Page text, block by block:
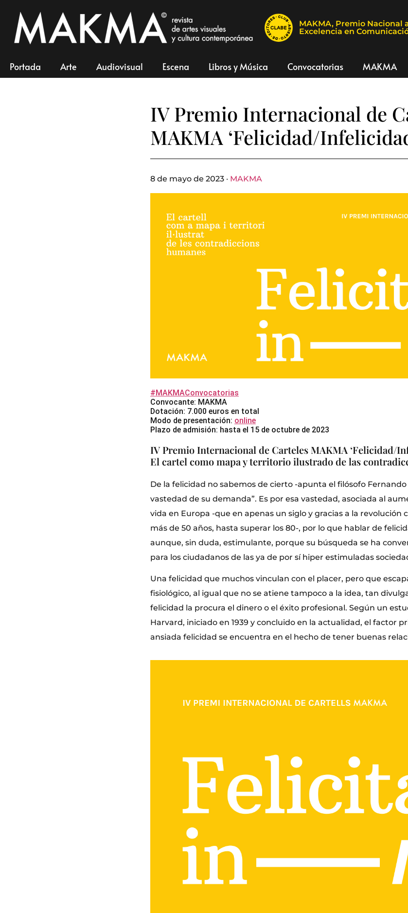
MAKMA, Premio Nacional
Excelencia en
Portada Arte Audiovisual Escena Libros y Música Convocatorias MAKMA
IV Premio Internacional de
MAKMA ‘Felicidad/
8 de mayo de 2023 · MAKMA
#MAKMAConvocatorias
Convocante: MAKMA
Dotación: 7.000 euros en total
Modo de presentación: online
Plazo de admisión: hasta el 15 de octubre de 2023
IV Premio Internacional de Carteles MAKMA ‘Felicidad/
El cartel como mapa y territorio ilustrado de las
De la felicidad no sabemos de cierto -apunta el filósofo Fernando
vastedad de su demanda”. Es por esa vastedad, asociada al
vida en Europa -que en apenas un siglo y gracias a la revolución
más de 50 años, hasta superar los 80-, por lo que hablar de
aunque, sin duda, estimulante, porque su búsqueda se ha
para los ciudadanos de las ya de por sí hiper estimuladas
Una felicidad que muchos vinculan con el placer, pero que
fisiológico, al igual que no se atiene tampoco a la idea, tan
felicidad la procura el dinero o el éxito profesional. Según un
Harvard, iniciado en 1939 y concluido en la actualidad, el factor
ansiada felicidad se encuentra en el hecho de tener buenas